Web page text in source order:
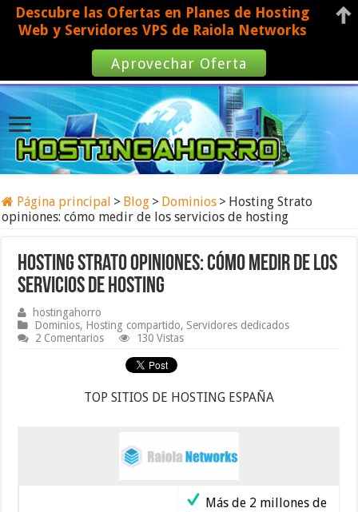
Página principal > Blog > Dominios > Hosting Strato
opiniones: cómo medir de los servicios de hosting
Hosting Strato opiniones: cómo medir de los
servicios de hosting
hostingahorro
Dominios, Hosting compartido, Servidores dedicados
2 Comentarios
130 Vistas
TOP SITIOS DE HOSTING ESPAÑA
Más de 2 millones de
Descubre las Ofertas en Planes de Hosting
Web y Servidores VPS de Raiola Networks
Aprovechar Oferta